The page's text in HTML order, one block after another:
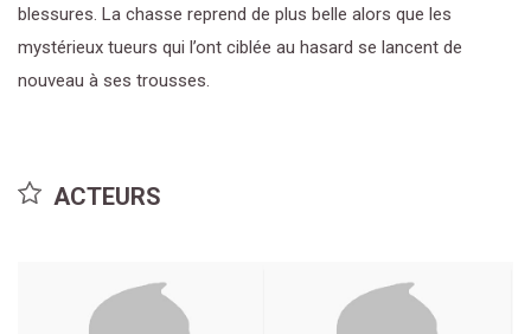
blessures. La chasse reprend de plus belle alors que les
mystérieux tueurs qui l’ont ciblée au hasard se lancent de
nouveau à ses trousses.
ACTEURS